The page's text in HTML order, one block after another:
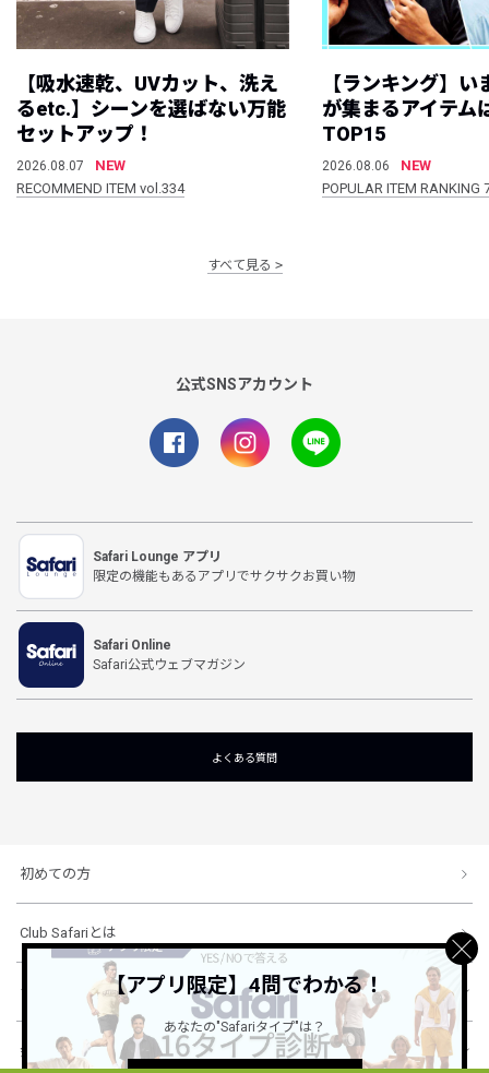
【吸水速乾、UVカット、洗え
るetc.】シーンを選ばない万能
セットアップ！
2026.08.07
NEW
RECOMMEND ITEM vol.334
【ランキング】
が集まるアイテム
TOP15
2026.08.06
NEW
POPULAR ITEM
すべて見る
公式SNSアカウント
Safari Lounge アプリ
限定の機能もあるアプリでサクサクお買い物
Safari Online
Safari公式ウェブマガジン
よくある質問
初めての方
Club Safariとは
ショッピングガイド
会社概要・規約
【アプリ限定】4問でわかる！
あなたの"Safariタイプ"は？